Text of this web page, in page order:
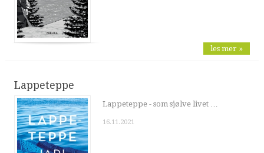
les mer »
Lappeteppe
Lappeteppe - som sjølve livet …
16.11.2021